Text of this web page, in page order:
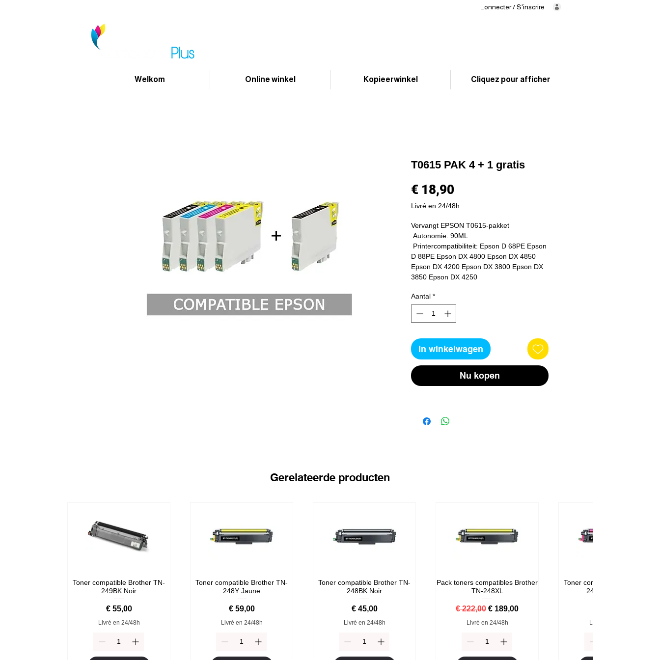
Se connecter / S'inscrire
Welkom Online winkel Kopieerwinkel Cliquez pour afficher
T0615 PAK 4 + 1 gratis
€ 18,90Prijs
Livré en 24/48h
Vervangt EPSON T0615-pakket
Autonomie: 90ML
D 88PE Epson DX 4800 Epson DX 4850
Epson DX 4200 Epson DX 3800 Epson DX
3850 Epson DX 4250
Aantal *
In winkelwagen
Nu kopen
Gerelateerde producten
Toner compatible Brother TN-
249BK Noir
Prijs
€ 55,00
Livré en 24/48h
Toner compatible Brother TN-
248Y Jaune
Prijs
€ 59,00
Livré en 24/48h
Toner compatible Brother TN-
248BK Noir
Prijs
€ 45,00
Livré en 24/48h
Pack toners compatibles Brother
TN-248XL
Normale prijs
€ 222,00 Verkoopprijs
€ 189,00
Livré en 24/48h
Toner compatible Brother TN-
248M Magenta
Livré en 24/48h